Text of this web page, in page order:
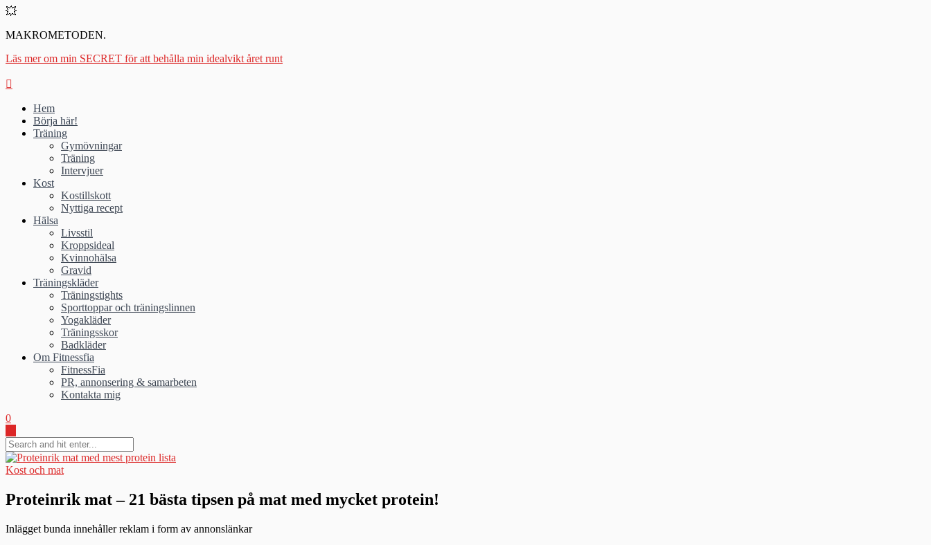
💥
MAKROMETODEN.
Läs mer om min SECRET för att behålla min idealvikt året runt
Hem
Börja här!
Träning
Gymövningar
Träning
Intervjuer
Kost
Kostillskott
Nyttiga recept
Hälsa
Livsstil
Kroppsideal
Kvinnohälsa
Gravid
Träningskläder
Träningstights
Sporttoppar och träningslinnen
Yogakläder
Träningsskor
Badkläder
Om Fitnessfia
FitnessFia
PR, annonsering & samarbeten
Kontakta mig
0
Kost och mat
Proteinrik mat – 21 bästa tipsen på mat med mycket protein!
Inlägget bunda innehåller reklam i form av annonslänkar